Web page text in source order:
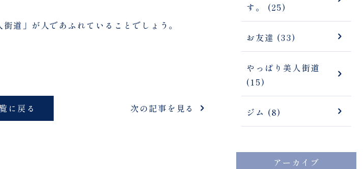
道」が人であふれていることでしょう。
に戻る 次の記事を見る
す。 (25)
お友達 (33)
やっぱり美人街道
(15)
ジム (8)
アーカイブ